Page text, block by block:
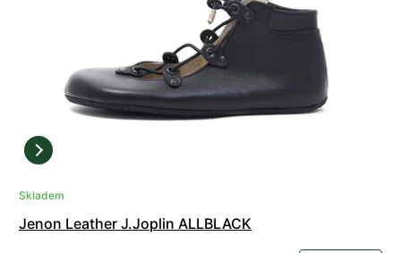
Skladem
Jenon Leather J.Joplin ALLBLACK